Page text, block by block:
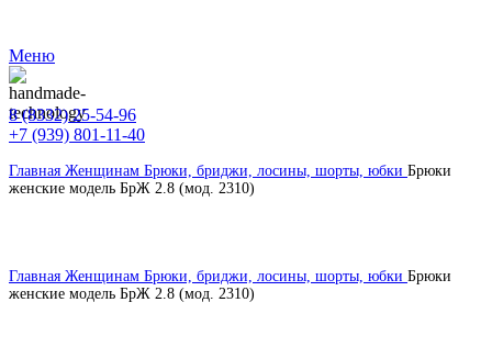
Меню
8 (8332) 25-54-96
+7 (939) 801-11-40
Главная Женщинам Брюки, бриджи, лосины, шорты, юбки Брюки
женские модель БрЖ 2.8 (мод. 2310)
Главная Женщинам Брюки, бриджи, лосины, шорты, юбки Брюки
женские модель БрЖ 2.8 (мод. 2310)